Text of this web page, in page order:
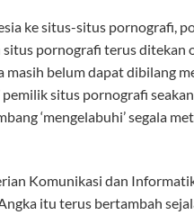
ke situs-situs pornografi,
pornografi terus ditekan
masih belum dapat dibilang
situs pornografi
‘mengelabuhi’ segala
Komunikasi dan
itu terus bertambah